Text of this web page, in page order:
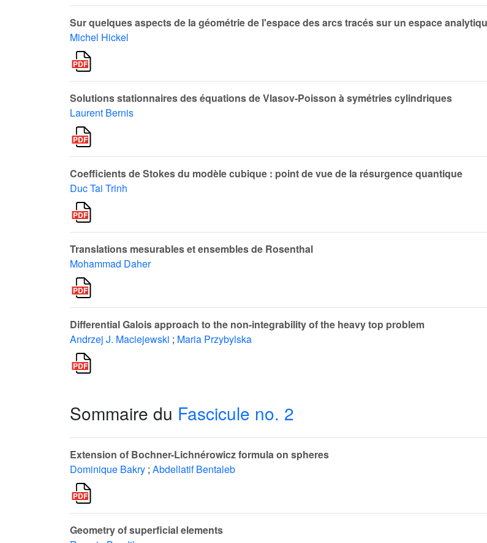
Sur quelques aspects de la géométrie de l'espace des arcs tracés sur un espace
Michel Hickel
Solutions stationnaires des équations de Vlasov-Poisson à symétries cylindriques
Laurent Bernis
Coefficients de Stokes du modèle cubique : point de vue de la résurgence quantique
Duc Tai Trinh
Translations mesurables et ensembles de Rosenthal
Mohammad Daher
Differential Galois approach to the non-integrability of the heavy top problem
Andrzej J. Maciejewski ; Maria Przybylska
Sommaire du Fascicule no. 2
Extension of Bochner-Lichnérowicz formula on spheres
Dominique Bakry ; Abdellatif Bentaleb
Geometry of superficial elements